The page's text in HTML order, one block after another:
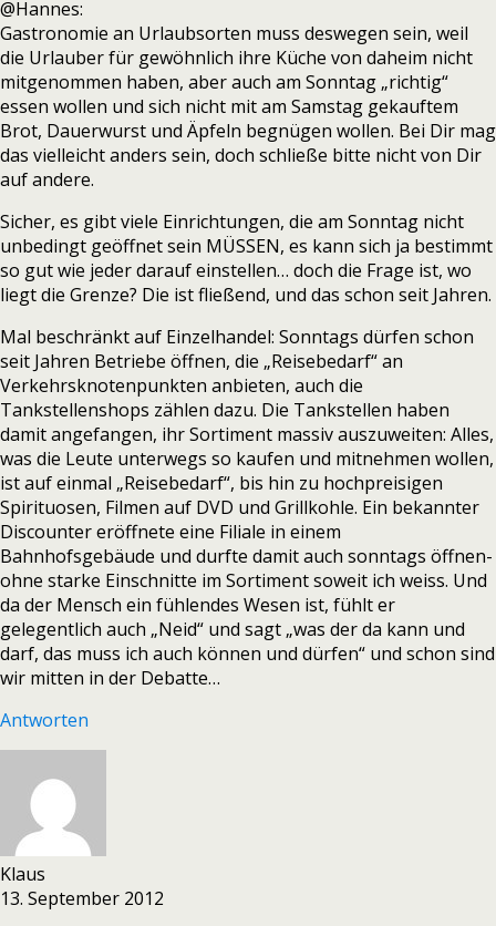
@Hannes:
Gastronomie an Urlaubsorten muss deswegen sein, weil
die Urlauber für gewöhnlich ihre Küche von daheim nicht
mitgenommen haben, aber auch am Sonntag „richtig“
essen wollen und sich nicht mit am Samstag gekauftem
Brot, Dauerwurst und Äpfeln begnügen wollen. Bei Dir mag
das vielleicht anders sein, doch schließe bitte nicht von Dir
auf andere.
Sicher, es gibt viele Einrichtungen, die am Sonntag nicht
unbedingt geöffnet sein MÜSSEN, es kann sich ja bestimmt
so gut wie jeder darauf einstellen… doch die Frage ist, wo
liegt die Grenze? Die ist fließend, und das schon seit Jahren.
Mal beschränkt auf Einzelhandel: Sonntags dürfen schon
seit Jahren Betriebe öffnen, die „Reisebedarf“ an
Verkehrsknotenpunkten anbieten, auch die
Tankstellenshops zählen dazu. Die Tankstellen haben
damit angefangen, ihr Sortiment massiv auszuweiten: Alles,
was die Leute unterwegs so kaufen und mitnehmen wollen,
ist auf einmal „Reisebedarf“, bis hin zu hochpreisigen
Spirituosen, Filmen auf DVD und Grillkohle. Ein bekannter
Discounter eröffnete eine Filiale in einem
Bahnhofsgebäude und durfte damit auch sonntags öffnen-
ohne starke Einschnitte im Sortiment soweit ich weiss. Und
da der Mensch ein fühlendes Wesen ist, fühlt er
gelegentlich auch „Neid“ und sagt „was der da kann und
darf, das muss ich auch können und dürfen“ und schon sind
wir mitten in der Debatte…
Antworten
Klaus
13. September 2012